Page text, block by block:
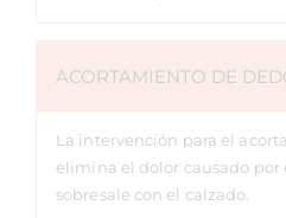
ACORTAMIENTO DE
La intervención para el
elimina el dolor causado por
sobresale con el calzado.